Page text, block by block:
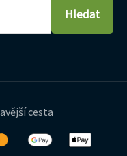
Hledat
cesta